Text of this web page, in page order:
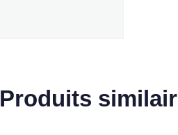
Produits